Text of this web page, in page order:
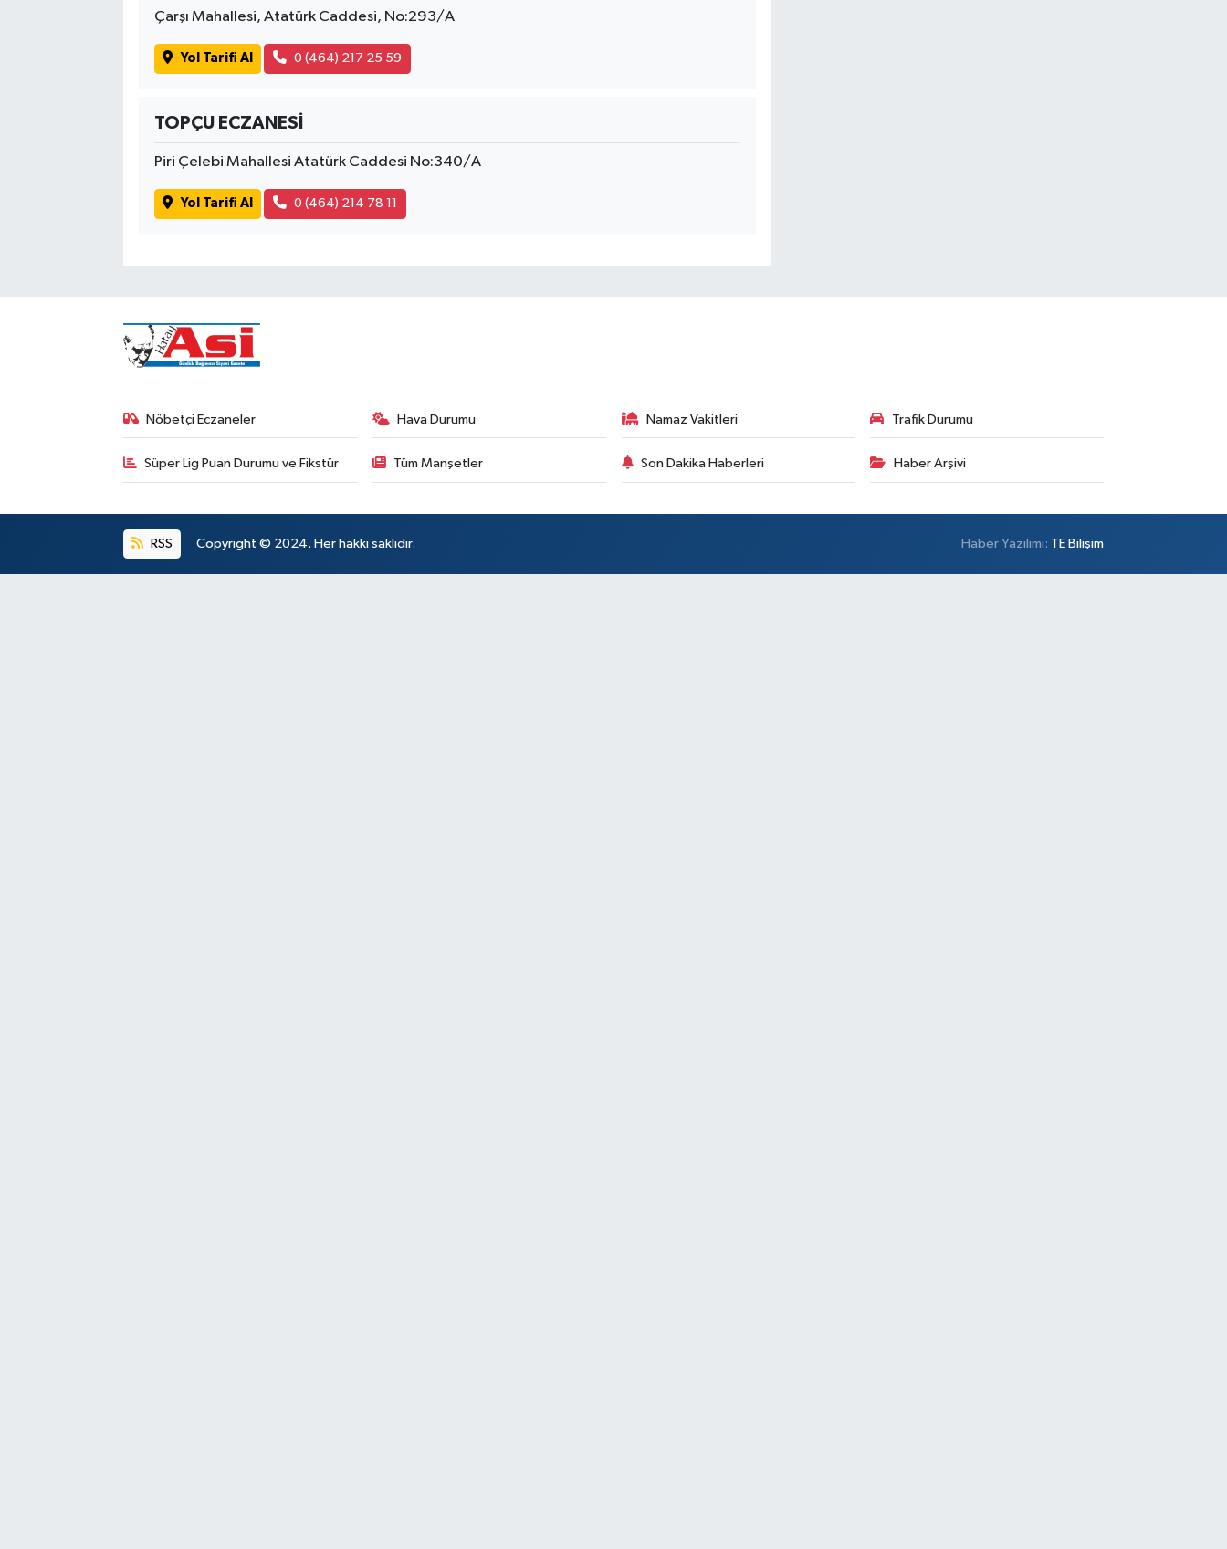
Çarşı Mahallesi, Atatürk Caddesi, No:293/A
Yol Tarifi Al 0 (464) 217 25 59
TOPÇU ECZANESİ
Piri Çelebi Mahallesi Atatürk Caddesi No:340/A
Yol Tarifi Al 0 (464) 214 78 11
Nöbetçi Eczaneler Hava Durumu Namaz Vakitleri Trafik Durumu
Süper Lig Puan Durumu ve Fikstür Tüm Manşetler Son Dakika Haberleri Haber Arşivi
RSS Copyright © 2024. Her hakkı saklıdır. Haber Yazılımı: TE Bilişim